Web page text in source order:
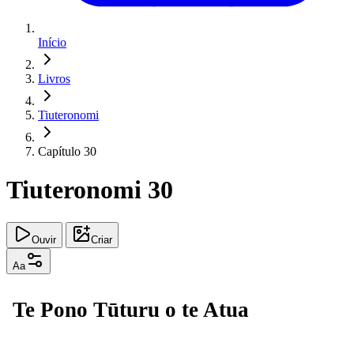
Início
Livros
Tiuteronomi
Capítulo 30
Tiuteronomi 30
Ouvir Criar
Aa
Te Pono Tūturu o te Atua